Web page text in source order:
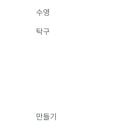
수영
탁구
만들기